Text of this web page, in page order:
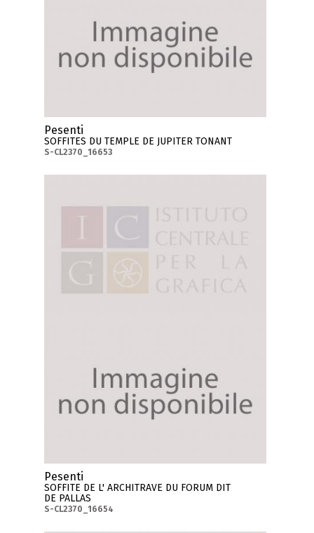
Pesenti
SOFFITES DU TEMPLE DE JUPITER TONANT
S-CL2370_16653
Pesenti
SOFFITE DE L' ARCHITRAVE DU FORUM DIT
DE PALLAS
S-CL2370_16654